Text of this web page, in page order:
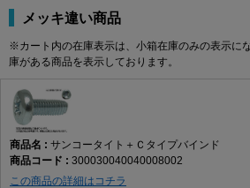
メッキ違い商品
※カート内の在庫表示は、小箱在庫のみの表示に
庫がある商品を表示しております。
サンコータイト＋Ｃタイプバインド
300030040040008002
この商品の詳細はコチラ